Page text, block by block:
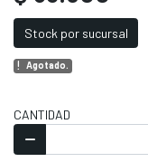
Stock por sucursal
Agotado.
CANTIDAD